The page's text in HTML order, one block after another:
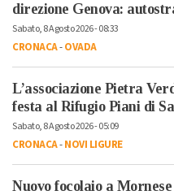
direzione Genova:
Sabato, 8 Agosto 2026 - 08:33
CRONACA-OVADA
L’associazione Pietra
festa al Rifugio Piani di
Sabato, 8 Agosto 2026 - 05:09
CRONACA-NOVI LIGURE
Nuovo focolaio a